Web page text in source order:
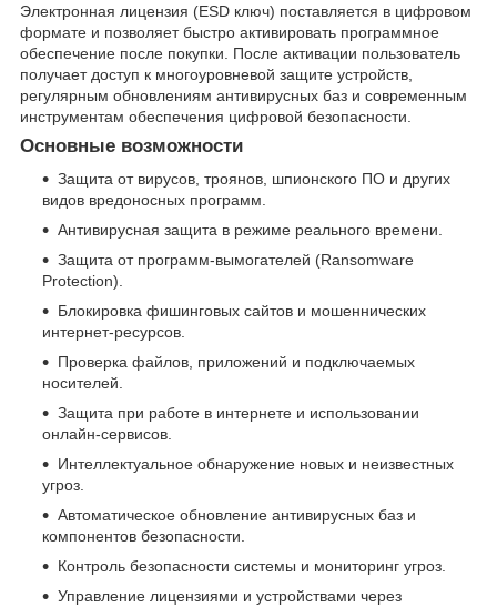
Электронная лицензия (ESD ключ) поставляется в цифровом
формате и позволяет быстро активировать программное
обеспечение после покупки. После активации пользователь
получает доступ к многоуровневой защите устройств,
регулярным обновлениям антивирусных баз и современным
инструментам обеспечения цифровой безопасности.
Основные возможности
Защита от вирусов, троянов, шпионского ПО и других
видов вредоносных программ.
Антивирусная защита в режиме реального времени.
Защита от программ-вымогателей (Ransomware
Protection).
Блокировка фишинговых сайтов и мошеннических
интернет-ресурсов.
Проверка файлов, приложений и подключаемых
носителей.
Защита при работе в интернете и использовании
онлайн-сервисов.
Интеллектуальное обнаружение новых и неизвестных
угроз.
Автоматическое обновление антивирусных баз и
компонентов безопасности.
Контроль безопасности системы и мониторинг угроз.
Управление лицензиями и устройствами через